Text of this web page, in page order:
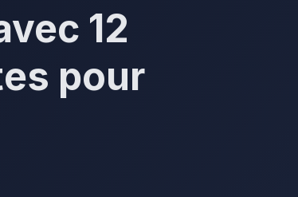
12
pour